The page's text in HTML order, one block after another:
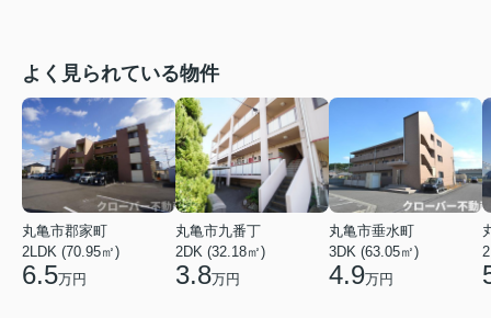
よく見られている物件
丸亀市郡家町
2LDK (70.95㎡)
6.5万円
丸亀市九番丁
2DK (32.18㎡)
3.8万円
丸亀市垂水町
3DK (63.05㎡)
4.9万円